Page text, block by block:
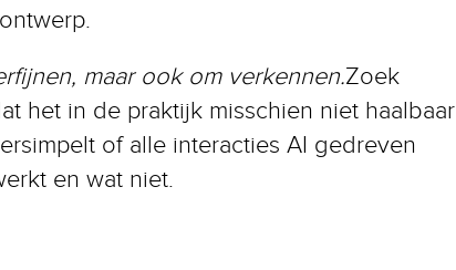
maar ook om verkennen.Zoek
het in de praktijk misschien niet haalbaar
of alle interacties AI gedreven
en wat niet.